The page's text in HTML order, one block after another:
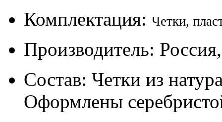
Комплектация: Четки,
Производитель:
Состав: Четки из
Оформлены